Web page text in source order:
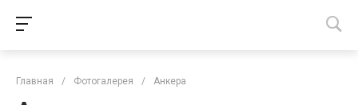
Главная / Фотогалерея / Анкера